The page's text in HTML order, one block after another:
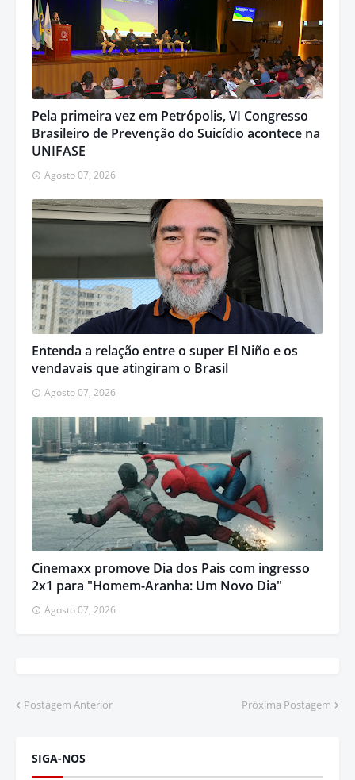
Pela primeira vez em Petrópolis, VI Congresso
Brasileiro de Prevenção do Suicídio acontece na
UNIFASE
Agosto 07, 2026
Entenda a relação entre o super El Niño e os
vendavais que atingiram o Brasil
Agosto 07, 2026
Cinemaxx promove Dia dos Pais com ingresso
2x1 para "Homem-Aranha: Um Novo Dia"
Agosto 07, 2026
Postagem Anterior Próxima Postagem
SIGA-NOS